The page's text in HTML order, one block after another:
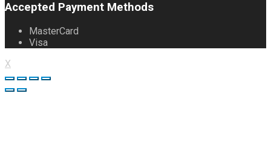
Accepted Payment Methods
MasterCard
Visa
X